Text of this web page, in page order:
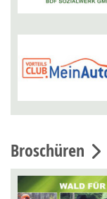
Broschüren